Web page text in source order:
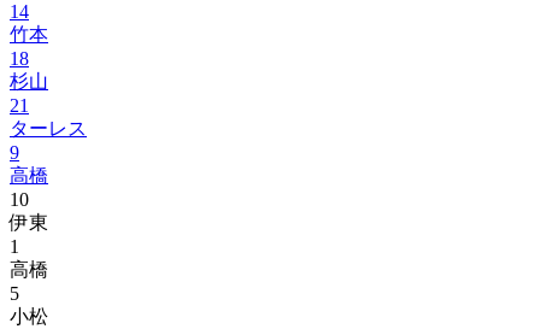
14
竹本
18
杉山
21
ターレス
9
高橋
10
伊東
1
高橋
5
小松